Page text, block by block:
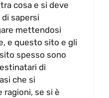
cosa e si deve
sapersi
mettendosi
e questo sito e gli
spesso sono
di
che si
ragioni, se si è